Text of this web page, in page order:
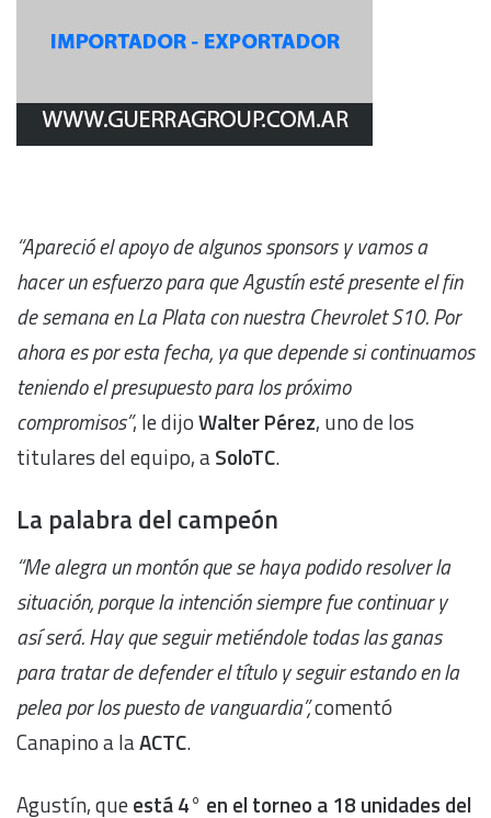
“Apareció el apoyo de algunos sponsors y vamos a
hacer un esfuerzo para que Agustín esté presente el fin
de semana en La Plata con nuestra Chevrolet S10. Por
ahora es por esta fecha, ya que depende si continuamos
teniendo el presupuesto para los próximo
compromisos”, le dijoWalter Pérez, uno de los
titulares del equipo, aSoloTC.
La palabra del campeón
“Me alegra un montón que se haya podido resolver la
situación, porque la intención siempre fue continuar y
así será. Hay que seguir metiéndole todas las ganas
para tratar de defender el título y seguir estando en la
pelea por los puesto de vanguardia”,comentó
Canapino a laACTC.
Agustín, queestá 4° en el torneo a 18 unidades del